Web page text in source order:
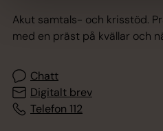
Akut samtals- och krisstöd.
med en präst på kvällar och
Chatt
Digitalt brev
Telefon 112